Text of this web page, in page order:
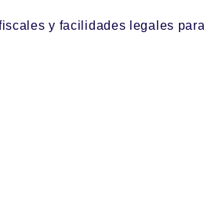
y facilidades legales